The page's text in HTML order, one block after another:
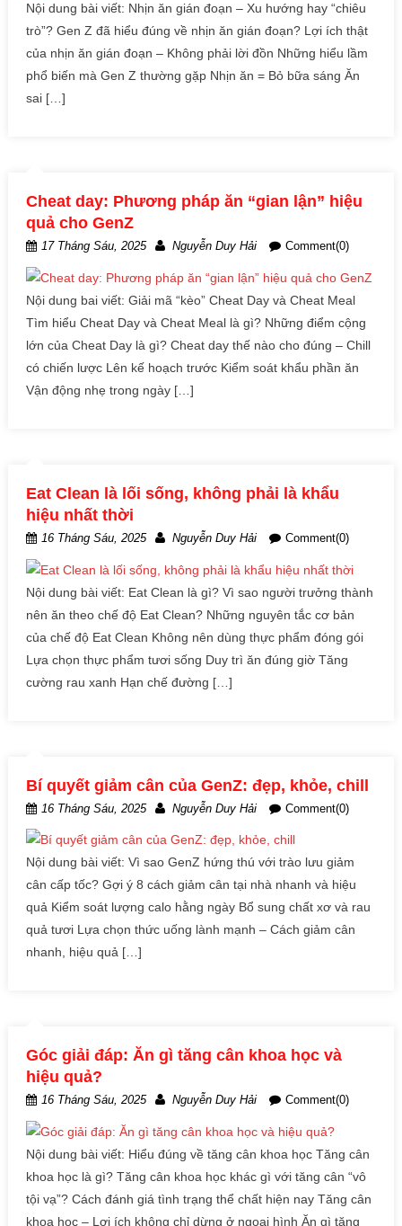
Nội dung bài viết: Nhịn ăn gián đoạn – Xu hướng hay “chiêu
trò”? Gen Z đã hiểu đúng về nhịn ăn gián đoạn? Lợi ích thật
của nhịn ăn gián đoạn – Không phải lời đồn Những hiểu lầm
phổ biến mà Gen Z thường gặp Nhịn ăn = Bỏ bữa sáng Ăn
sai […]
Cheat day: Phương pháp ăn “gian lận” hiệu
quả cho GenZ
17 Tháng Sáu, 2025 Nguyễn Duy Hải Comment(0)
Nội dung bai viết: Giải mã “kèo” Cheat Day và Cheat Meal
Tìm hiểu Cheat Day và Cheat Meal là gì? Những điểm cộng
lớn của Cheat Day là gì? Cheat day thế nào cho đúng – Chill
có chiến lược Lên kế hoạch trước Kiểm soát khẩu phần ăn
Vận động nhẹ trong ngày […]
Eat Clean là lối sống, không phải là khẩu
hiệu nhất thời
16 Tháng Sáu, 2025 Nguyễn Duy Hải Comment(0)
Nội dung bài viết: Eat Clean là gì? Vì sao người trưởng thành
nên ăn theo chế độ Eat Clean? Những nguyên tắc cơ bản
của chế độ Eat Clean Không nên dùng thực phẩm đóng gói
Lựa chọn thực phẩm tươi sống Duy trì ăn đúng giờ Tăng
cường rau xanh Hạn chế đường […]
Bí quyết giảm cân của GenZ: đẹp, khỏe, chill
16 Tháng Sáu, 2025 Nguyễn Duy Hải Comment(0)
Nội dung bài viết: Vì sao GenZ hứng thú với trào lưu giảm
cân cấp tốc? Gợi ý 8 cách giảm cân tại nhà nhanh và hiệu
quả Kiểm soát lượng calo hằng ngày Bổ sung chất xơ và rau
quả tươi Lựa chọn thức uống lành mạnh – Cách giảm cân
nhanh, hiệu quả […]
Góc giải đáp: Ăn gì tăng cân khoa học và
hiệu quả?
16 Tháng Sáu, 2025 Nguyễn Duy Hải Comment(0)
Nội dung bài viết: Hiểu đúng về tăng cân khoa học Tăng cân
khoa học là gì? Tăng cân khoa học khác gì với tăng cân “vô
tội vạ”? Cách đánh giá tình trạng thể chất hiện nay Tăng cân
khoa học – Lợi ích không chỉ dừng ở ngoại hình Ăn gì tăng